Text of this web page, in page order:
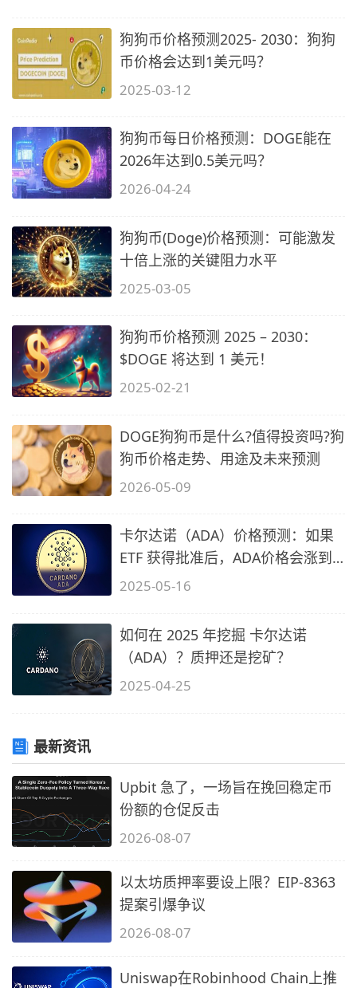
狗狗币价格预测2025- 2030：狗狗
币价格会达到1美元吗？
2025-03-12
狗狗币每日价格预测：DOGE能在
2026年达到0.5美元吗？
2026-04-24
狗狗币(Doge)价格预测：可能激发
十倍上涨的关键阻力水平
2025-03-05
狗狗币价格预测 2025 – 2030：
$DOGE 将达到 1 美元！
2025-02-21
DOGE狗狗币是什么?值得投资吗?狗
狗币价格走势、用途及未来预测
2026-05-09
卡尔达诺（ADA）价格预测：如果
ETF 获得批准后，ADA价格会涨到
多高？
2025-05-16
如何在 2025 年挖掘 卡尔达诺
（ADA）？质押还是挖矿？
2025-04-25
最新资讯
Upbit 急了，一场旨在挽回稳定币
份额的仓促反击
2026-08-07
以太坊质押率要设上限？EIP-8363
提案引爆争议
2026-08-07
Uniswap在Robinhood Chain上推